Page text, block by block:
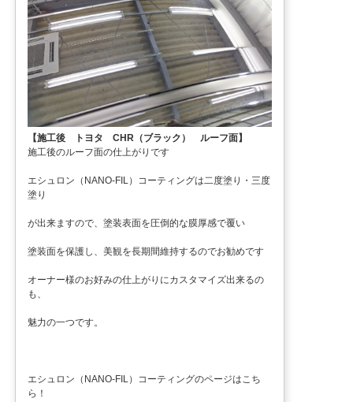
【施工後 トヨタ CHR（ブラック） ルーフ面】
施工後のルーフ面の仕上がりです
エシュロン（NANO-FIL）コーティングは二度塗り・三度
塗り
が出来ますので、塗装表面を圧倒的な膜厚感で覆い
塗装面を保護し、美観を長期間維持するのでお勧めです
オーナー様のお好みの仕上がりにカスタマイズ出来るの
も、
魅力の一つです。
エシュロン（NANO-FIL）コーティングのページはこち
ら！